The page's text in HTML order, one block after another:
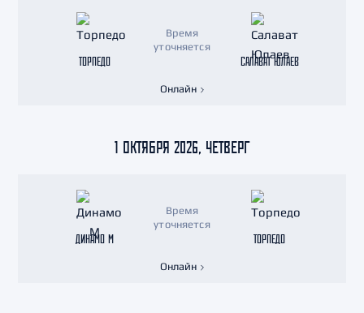
ТОРПЕДО
Время
уточняется
САЛАВАТ ЮЛАЕВ
Онлайн
1 ОКТЯБРЯ 2026, ЧЕТВЕРГ
ДИНАМО М
Время
уточняется
ТОРПЕДО
Онлайн